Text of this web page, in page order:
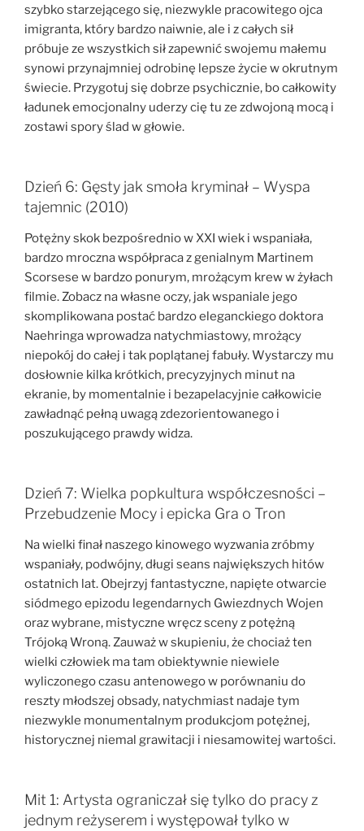
szybko starzejącego się, niezwykle pracowitego ojca
imigranta, który bardzo naiwnie, ale i z całych sił
próbuje ze wszystkich sił zapewnić swojemu małemu
synowi przynajmniej odrobinę lepsze życie w okrutnym
świecie. Przygotuj się dobrze psychicznie, bo całkowity
ładunek emocjonalny uderzy cię tu ze zdwojoną mocą i
zostawi spory ślad w głowie.
Dzień 6: Gęsty jak smoła kryminał – Wyspa
tajemnic (2010)
Potężny skok bezpośrednio w XXI wiek i wspaniała,
bardzo mroczna współpraca z genialnym Martinem
Scorsese w bardzo ponurym, mrożącym krew w żyłach
filmie. Zobacz na własne oczy, jak wspaniale jego
skomplikowana postać bardzo eleganckiego doktora
Naehringa wprowadza natychmiastowy, mrożący
niepokój do całej i tak poplątanej fabuły. Wystarczy mu
dosłownie kilka krótkich, precyzyjnych minut na
ekranie, by momentalnie i bezapelacyjnie całkowicie
zawładnąć pełną uwagą zdezorientowanego i
poszukującego prawdy widza.
Dzień 7: Wielka popkultura współczesności –
Przebudzenie Mocy i epicka Gra o Tron
Na wielki finał naszego kinowego wyzwania zróbmy
wspaniały, podwójny, długi seans największych hitów
ostatnich lat. Obejrzyj fantastyczne, napięte otwarcie
siódmego epizodu legendarnych Gwiezdnych Wojen
oraz wybrane, mistyczne wręcz sceny z potężną
Trójoką Wroną. Zauważ w skupieniu, że chociaż ten
wielki człowiek ma tam obiektywnie niewiele
wyliczonego czasu antenowego w porównaniu do
reszty młodszej obsady, natychmiast nadaje tym
niezwykle monumentalnym produkcjom potężnej,
historycznej niemal grawitacji i niesamowitej wartości.
Mit 1: Artysta ograniczał się tylko do pracy z
jednym reżyserem i występował tylko w